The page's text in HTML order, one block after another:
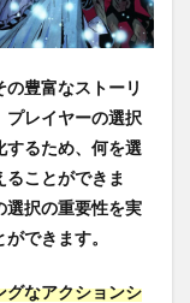
豊富なストーリ
プレイヤーの選択
するため、何を選
ことができま
選択の重要性を実
できます。
グなアクションシ